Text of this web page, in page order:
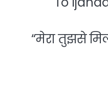
“मेरा तुझसे